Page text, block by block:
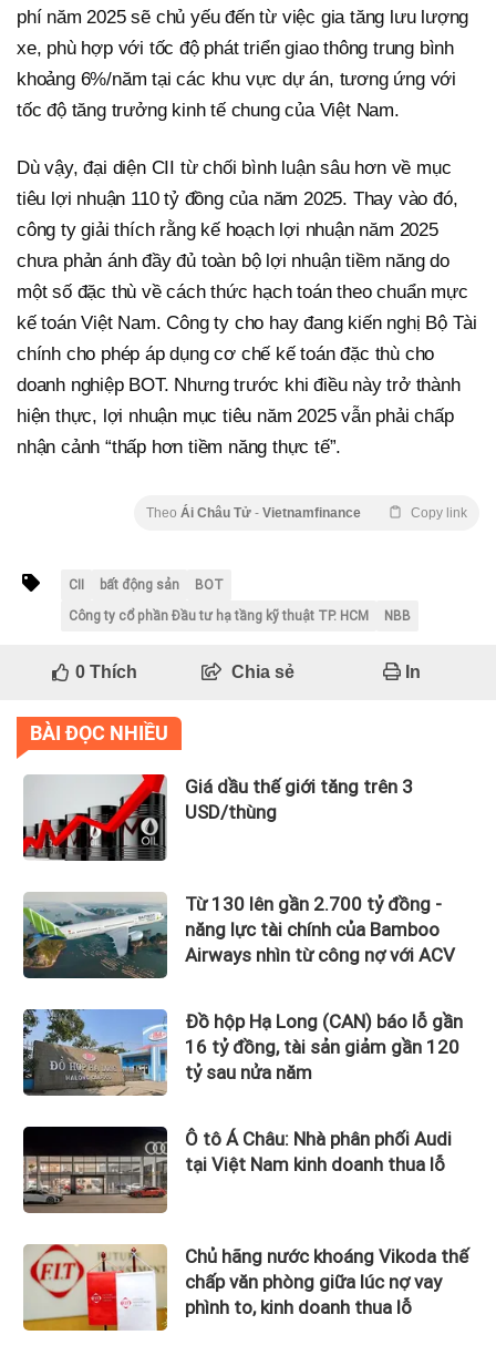
phí năm 2025 sẽ chủ yếu đến từ việc gia tăng lưu lượng
xe, phù hợp với tốc độ phát triển giao thông trung bình
khoảng 6%/năm tại các khu vực dự án, tương ứng với
tốc độ tăng trưởng kinh tế chung của Việt Nam.
Dù vậy, đại diện CII từ chối bình luận sâu hơn về mục
tiêu lợi nhuận 110 tỷ đồng của năm 2025. Thay vào đó,
công ty giải thích rằng kế hoạch lợi nhuận năm 2025
chưa phản ánh đầy đủ toàn bộ lợi nhuận tiềm năng do
một số đặc thù về cách thức hạch toán theo chuẩn mực
kế toán Việt Nam. Công ty cho hay đang kiến nghị Bộ Tài
chính cho phép áp dụng cơ chế kế toán đặc thù cho
doanh nghiệp BOT. Nhưng trước khi điều này trở thành
hiện thực, lợi nhuận mục tiêu năm 2025 vẫn phải chấp
nhận cảnh “thấp hơn tiềm năng thực tế”.
Theo Ái Châu Tử - Vietnamfinance Copy link
CII bất động sản
BOT
Công ty cổ phần Đầu tư hạ tầng kỹ thuật TP. HCM
NBB
0Thích Chia sẻ In
BÀI ĐỌC NHIỀU
Giá dầu thế giới tăng trên 3
USD/thùng
Từ 130 lên gần 2.700 tỷ đồng -
năng lực tài chính của Bamboo
Airways nhìn từ công nợ với ACV
Đồ hộp Hạ Long (CAN) báo lỗ gần
16 tỷ đồng, tài sản giảm gần 120
tỷ sau nửa năm
Ô tô Á Châu: Nhà phân phối Audi
tại Việt Nam kinh doanh thua lỗ
Chủ hãng nước khoáng Vikoda thế
chấp văn phòng giữa lúc nợ vay
phình to, kinh doanh thua lỗ